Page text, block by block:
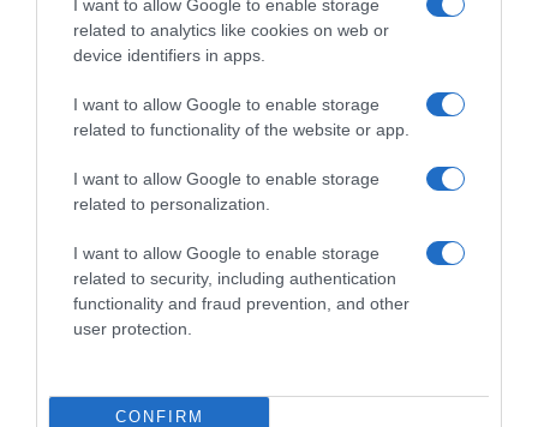
I want to allow Google to enable storage
related to analytics like cookies on web or
device identifiers in apps.
I want to allow Google to enable storage
related to functionality of the website or app.
I want to allow Google to enable storage
related to personalization.
I want to allow Google to enable storage
related to security, including authentication
functionality and fraud prevention, and other
user protection.
CONFIRM
ΑΘΛΗΤΙΚΑ